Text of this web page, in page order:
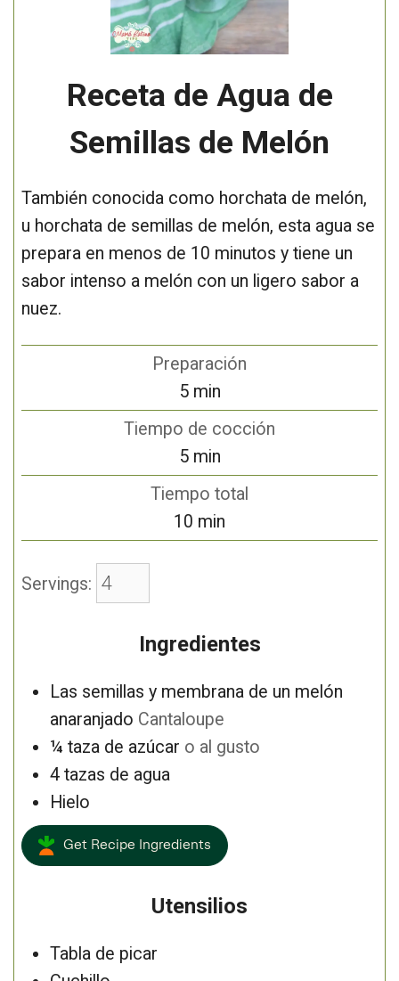
Receta de Agua de
Semillas de Melón
También conocida como horchata de melón,
u horchata de semillas de melón, esta agua se
prepara en menos de 10 minutos y tiene un
sabor intenso a melón con un ligero sabor a
nuez.
Preparación
5minutos
min
Tiempo de cocción
5minutos
min
Tiempo total
10 minutos
min
Servings:
Ingredientes
Las semillas y membrana de un melón
anaranjado Cantaloupe
¼ taza de azúcar o al gusto
4 tazas de agua
Hielo
Get Recipe Ingredients
Utensilios
Tabla de picar